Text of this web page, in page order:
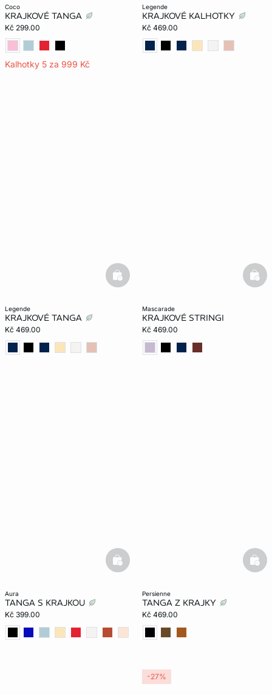
coco
KRAJKOVÉ TANGA
Kč 299.00
Kalhotky 5 za 999 Kč
legende
KRAJKOVÉ KALHOTKY
Kč 469.00
legende
KRAJKOVÉ TANGA
Kč 469.00
basketfull
mascarade
KRAJKOVÉ STRINGI
Kč 469.00
aura
TANGA S KRAJKOU
Kč 399.00
basketfull
persienne
TANGA Z KRAJKY
Kč 469.00
-27%